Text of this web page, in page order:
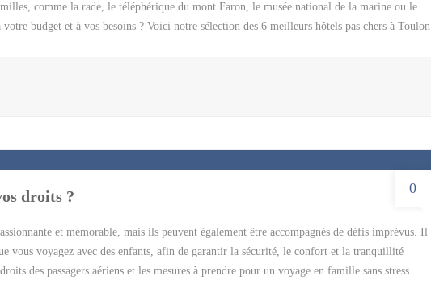
comme la rade, le téléphérique du mont Faron, le musée national de la marine ou le
budget et à vos besoins ? Voici notre sélection des 6 meilleurs hôtels pas chers à Toulon
d’un restaurant, d’un bar, d’une piscine extérieure, d’un parking gratuit et d’une
droits ? 0
et mémorable, mais ils peuvent également être accompagnés de défis imprévus. Il
vous voyagez avec des enfants, afin de garantir la sécurité, le confort et la tranquillité
des passagers aériens et les mesures à prendre pour un voyage en famille sans stress.